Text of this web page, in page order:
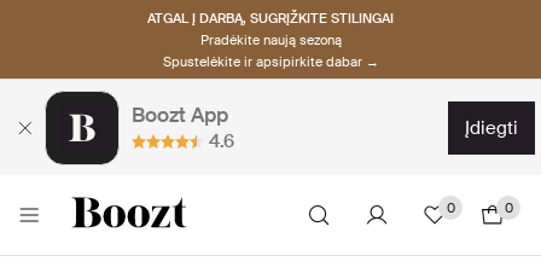
ATGAL Į DARBĄ, SUGRĮŽKITE STILINGAI
Pradėkite naują sezoną
Spustelėkite ir apsipirkite dabar →
Boozt App
4.6
įdiegti
0 0